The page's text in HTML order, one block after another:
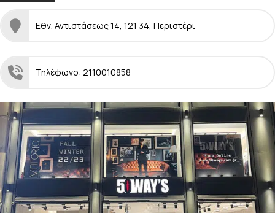
Εθν. Αντιστάσεως 14, 121 34, Περιστέρι
Τηλέφωνο: 2110010858